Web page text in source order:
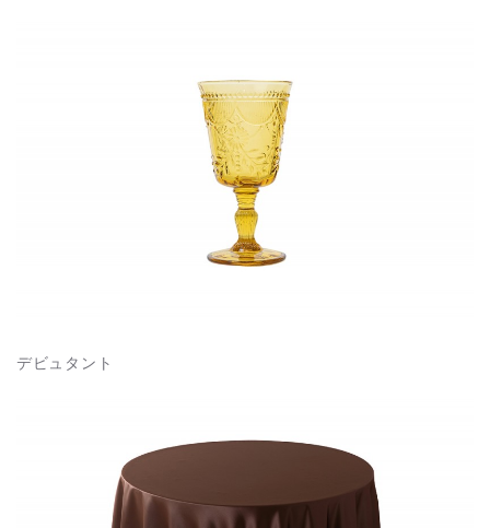
デビュタント